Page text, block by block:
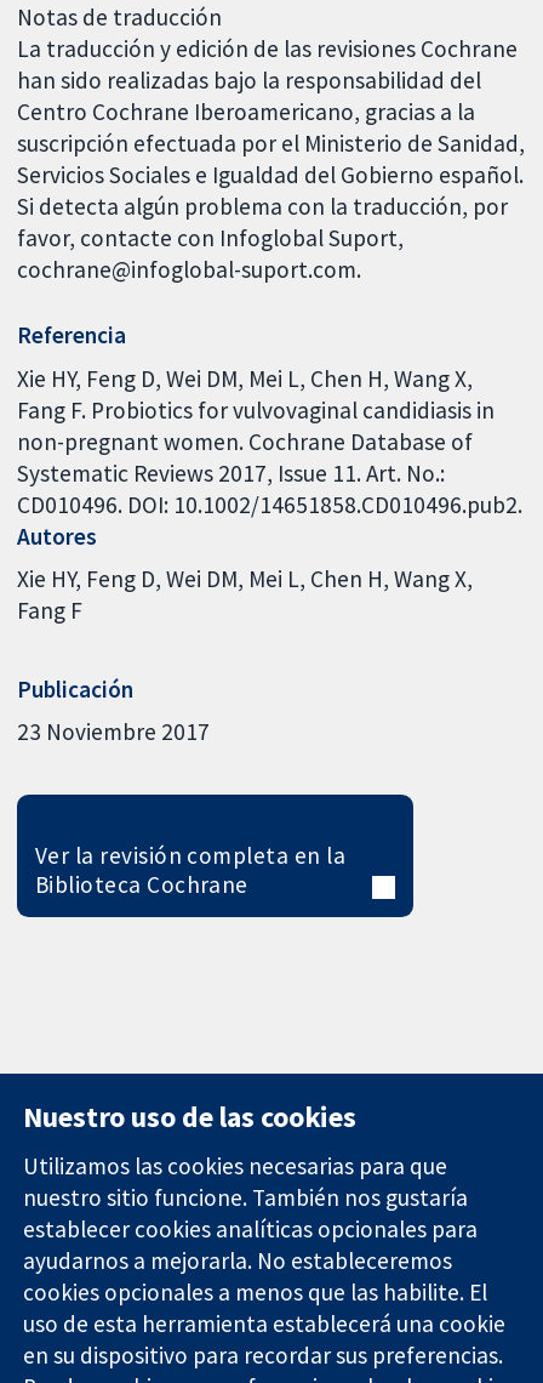
Notas de traducción
La traducción y edición de las revisiones Cochrane
han sido realizadas bajo la responsabilidad del
Centro Cochrane Iberoamericano, gracias a la
suscripción efectuada por el Ministerio de Sanidad,
Servicios Sociales e Igualdad del Gobierno español.
Si detecta algún problema con la traducción, por
favor, contacte con Infoglobal Suport,
cochrane@infoglobal-suport.com.
Referencia
Xie HY, Feng D, Wei DM, Mei L, Chen H, Wang X,
Fang F. Probiotics for vulvovaginal candidiasis in
non-pregnant women. Cochrane Database of
Systematic Reviews 2017, Issue 11. Art. No.:
CD010496. DOI: 10.1002/14651858.CD010496.pub2.
Autores
Xie HY Feng D Wei DM Mei L Chen H Wang X
Fang F
Publicación
23 Noviembre 2017
Ver la revisión completa en la
Biblioteca Cochrane
Evidencia fiable.
Decisiones
informadas.
Mejor salud.
11-13 Cavendish
Square
Londres
W1G 0AN
Reino Unido
Contacto
Noticias
Prensa
Sobre
nosotros
Empleo
Cochrane
Nuestro uso de las cookies
Utilizamos las cookies necesarias para que
nuestro sitio funcione. También nos gustaría
establecer cookies analíticas opcionales para
ayudarnos a mejorarla. No estableceremos
cookies opcionales a menos que las habilite. El
uso de esta herramienta establecerá una cookie
en su dispositivo para recordar sus preferencias.